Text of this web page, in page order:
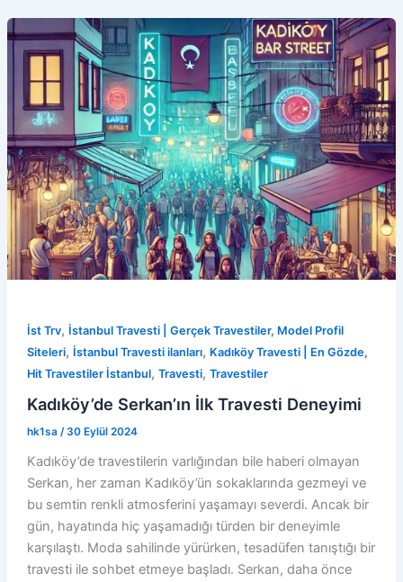
İst Trv, İstanbul Travesti | Gerçek Travestiler, Model Profil
Siteleri, İstanbul Travesti ilanları, Kadıköy Travesti | En Gözde,
Hit Travestiler İstanbul, Travesti, Travestiler
Kadıköy’de Serkan’ın İlk Travesti Deneyimi
hk1sa /30 Eylül 2024
Kadıköy’de travestilerin varlığından bile haberi olmayan
Serkan, her zaman Kadıköy’ün sokaklarında gezmeyi ve
bu semtin renkli atmosferini yaşamayı severdi. Ancak bir
gün, hayatında hiç yaşamadığı türden bir deneyimle
karşılaştı. Moda sahilinde yürürken, tesadüfen tanıştığı bir
travesti ile sohbet etmeye başladı. Serkan, daha önce